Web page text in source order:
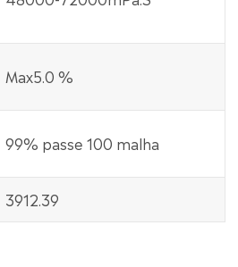
Max5.0 %
99% passe 100 malha
3912.39